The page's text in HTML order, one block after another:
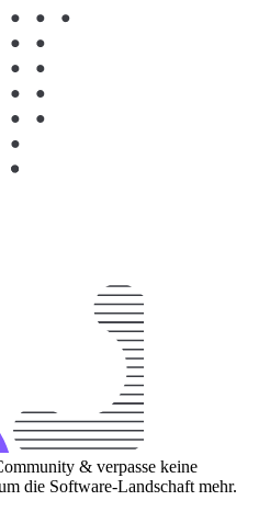
& verpasse keine
die Software-Landschaft mehr.